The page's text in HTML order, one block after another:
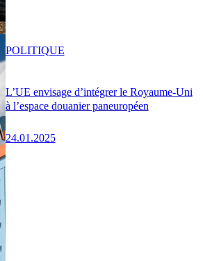
L’UE envisage d’intégrer le Royaume-Uni
à l’espace douanier paneuropéen
24.01.2025
POLITIQUE